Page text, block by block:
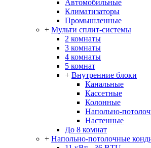
Автомобильные
Климатизаторы
Промышленные
+ Мульти сплит-системы
2 комнаты
3 комнаты
4 комнаты
5 комнат
+ Внутренние блоки
Канальные
Кассетные
Колонные
Напольно-
Настенные
До 8 комнат
+ Напольно-потолочные